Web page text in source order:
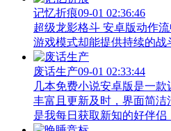
记忆折痕09-01 02:36:46
超级龙影格斗 安卓版动作
游戏模式却能提供持续的
废话生产09-01 02:33:44
几本免费小说安卓版是一
丰富且更新及时，界面简
是我每日获取新知的好伴侣